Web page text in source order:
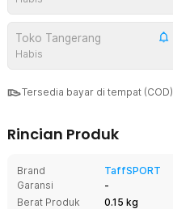
Toko Tangerang
Habis
Tersedia bayar di tempat (COD)
Rincian Produk
Brand
TaffSPORT
Garansi
-
Berat Produk
0.15 kg